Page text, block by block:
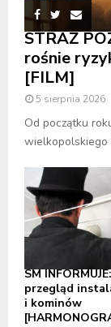
STRAŻ
rośnie
[FILM]
5 sierpnia 2026
Od początku
wielkopolskiego
SM
przegląd
i kominów